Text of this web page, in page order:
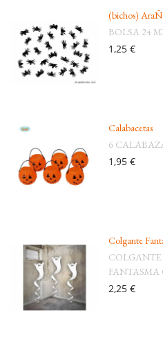
(bichos)
BOLSA 24
1,25 €
Calabacetas
6
1,95 €
Colgante
COLGANTE
2,25 €